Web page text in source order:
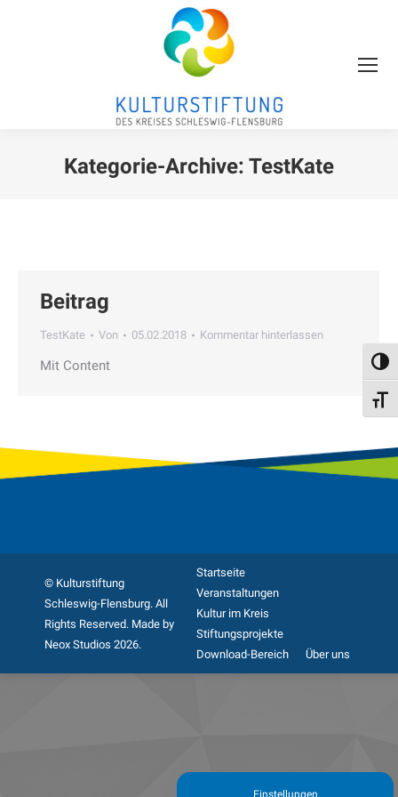
Kategorie-Archive: TestKate
Beitrag
TestKate Von 05.02.2018 Kommentar hinterlassen
Mit Content
© Kulturstiftung
Schleswig-Flensburg. All
Rights Reserved. Made by
Neox Studios 2026.
Startseite
Veranstaltungen
Kultur im Kreis
Stiftungsprojekte
Download-Bereich
Über uns